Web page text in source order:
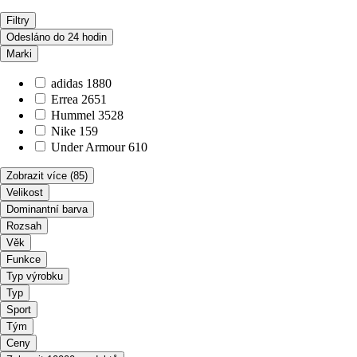
Filtry
Odesláno do 24 hodin
Marki
adidas 1880
Errea 2651
Hummel 3528
Nike 159
Under Armour 610
Zobrazit více (85)
Velikost
Dominantní barva
Rozsah
Věk
Funkce
Typ výrobku
Typ
Sport
Tým
Ceny